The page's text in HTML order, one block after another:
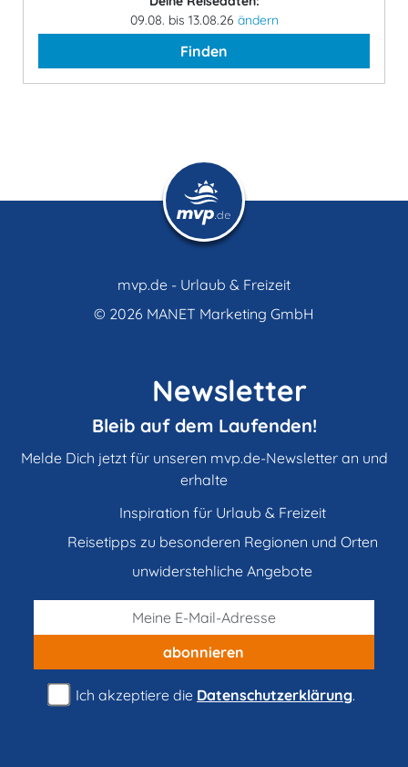
09.08. bis 13.08.26 ändern
Finden
mvp.de - Urlaub & Freizeit
© 2026 MANET Marketing GmbH
Newsletter
Bleib auf dem Laufenden!
Melde Dich jetzt für unseren mvp.de-Newsletter an und
erhalte
Inspiration für Urlaub & Freizeit
Reisetipps zu besonderen Regionen und Orten
unwiderstehliche Angebote
abonnieren
Ich akzeptiere die Datenschutzerklärung.